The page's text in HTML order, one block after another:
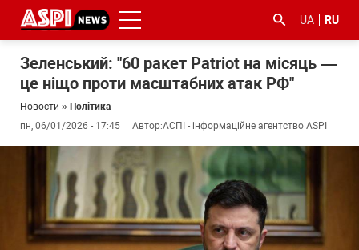
UA RU
Зеленський: "60 ракет Patriot на місяць —
це ніщо проти масштабних атак РФ"
Новости » Політика
пн, 06/01/2026 - 17:45
Автор:АСПІ - інформаційне агентство ASPI
#боротьба
з
корупцією
#гфс #Киев #коронавірус